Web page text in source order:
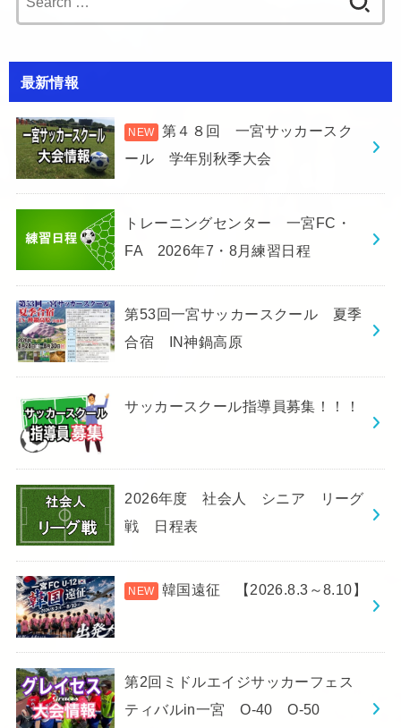
for:
最新情報
第４８回 一宮サッカースク
ール 学年別秋季大会
トレーニングセンター 一宮FC・
FA 2026年7・8月練習日程
第53回一宮サッカースクール 夏季
合宿 IN神鍋高原
サッカースクール指導員募集！！！
2026年度 社会人 シニア リーグ
戦 日程表
韓国遠征 【2026.8.3～8.10】
第2回ミドルエイジサッカーフェス
ティバルin一宮 O-40 O-50